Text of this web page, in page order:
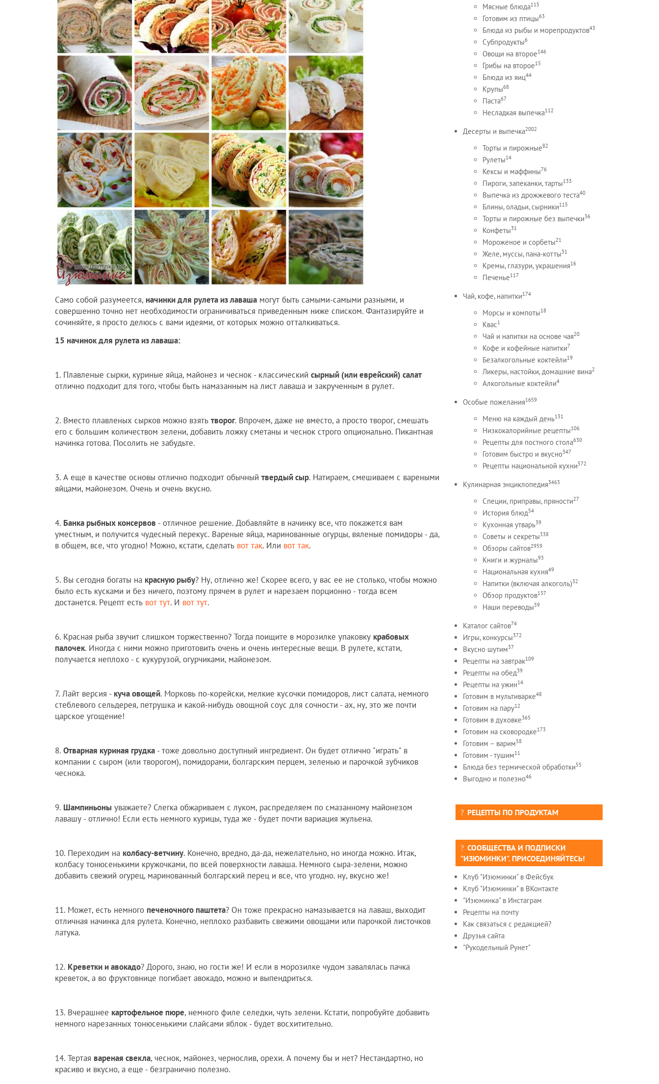
Само собой разумеется, начинки для рулета из лаваша могут быть самыми-самыми разными, и
совершенно точно нет необходимости ограничиваться приведенным ниже списком. Фантазируйте и
сочиняйте, я просто делюсь с вами идеями, от которых можно отталкиваться.
15 начинок для рулета из лаваша:
1. Плавленые сырки, куриные яйца, майонез и чеснок - классический сырный (или еврейский) салат
отлично подходит для того, чтобы быть намазанным на лист лаваша и закрученным в рулет.
2. Вместо плавленых сырков можно взять творог. Впрочем, даже не вместо, а просто творог, смешать
его с большим количеством зелени, добавить ложку сметаны и чеснок строго опционально. Пикантная
начинка готова. Посолить не забудьте.
3. А еще в качестве основы отлично подходит обычный твердый сыр. Натираем, смешиваем с вареными
яйцами, майонезом. Очень и очень вкусно.
4. Банка рыбных консервов - отличное решение. Добавляйте в начинку все, что покажется вам
уместным, и получится чудесный перекус. Вареные яйца, маринованные огурцы, вяленые помидоры - да,
в общем, все, что угодно! Можно, кстати, сделать вот так. Или вот так.
5. Вы сегодня богаты на красную рыбу? Ну, отлично же! Скорее всего, у вас ее не столько, чтобы можно
было есть кусками и без ничего, поэтому прячем в рулет и нарезаем порционно - тогда всем
достанется. Рецепт есть вот тут. И вот тут.
6. Красная рыба звучит слишком торжественно? Тогда поищите в морозилке упаковку крабовых
палочек. Иногда с ними можно приготовить очень и очень интересные вещи. В рулете, кстати,
получается неплохо - с кукурузой, огурчиками, майонезом.
7. Лайт версия - куча овощей. Морковь по-корейски, мелкие кусочки помидоров, лист салата, немного
стеблевого сельдерея, петрушка и какой-нибудь овощной соус для сочности - ах, ну, это же почти
царское угощение!
8. Отварная куриная грудка - тоже довольно доступный ингредиент. Он будет отлично "играть" в
компании с сыром (или творогом), помидорами, болгарским перцем, зеленью и парочкой зубчиков
чеснока.
9. Шампиньоны уважаете? Слегка обжариваем с луком, распределяем по смазанному майонезом
лавашу - отлично! Если есть немного курицы, туда же - будет почти вариация жульена.
10. Переходим на колбасу-ветчину. Конечно, вредно, да-да, нежелательно, но иногда можно. Итак,
колбасу тонюсенькими кружочками, по всей поверхности лаваша. Немного сыра-зелени, можно
добавить свежий огурец, маринованный болгарский перец и все, что угодно. ну, вкусно же!
11. Может, есть немного печеночного паштета? Он тоже прекрасно намазывается на лаваш, выходит
отличная начинка для рулета. Конечно, неплохо разбавить свежими овощами или парочкой листочков
латука.
12. Креветки и авокадо? Дорого, знаю, но гости же! И если в морозилке чудом завалялась пачка
креветок, а во фруктовнице погибает авокадо, можно и выпендриться.
13. Вчерашнее картофельное пюре, немного филе селедки, чуть зелени. Кстати, попробуйте добавить
немного нарезанных тонюсенькими слайсами яблок - будет восхитительно.
14. Тертая вареная свекла, чеснок, майонез, чернослив, орехи. А почему бы и нет? Нестандартно, но
красиво и вкусно, а еще - безгранично полезно.
Мясные блюда115
Готовим из птицы63
Блюда из рыбы и морепродуктов43
Субпродукты6
Овощи на второе146
Грибы на второе15
Блюда из яиц44
Крупы68
Паста67
Несладкая выпечка112
Десерты и выпечка2002
Торты и пирожные82
Рулеты14
Кексы и маффины76
Пироги, запеканки, тарты133
Выпечка из дрожжевого теста40
Блины, оладьи, сырники115
Торты и пирожные без выпечки36
Конфеты31
Мороженое и сорбеты21
Желе, муссы, пана-котты31
Кремы, глазури, украшения16
Печенье117
Чай, кофе, напитки174
Морсы и компоты18
Квас1
Чай и напитки на основе чая20
Кофе и кофейные напитки7
Безалкогольные коктейли19
Ликеры, настойки, домашние вина2
Алкогольные коктейли4
Особые пожелания1659
Меню на каждый день131
Низкокалорийные рецепты106
Рецепты для постного стола630
Готовим быстро и вкусно347
Рецепты национальной кухни572
Кулинарная энциклопедия3463
Специи, приправы, пряности27
История блюд54
Кухонная утварь39
Советы и секреты338
Обзоры сайтов2959
Книги и журналы93
Национальная кухня49
Напитки (включая алкоголь)32
Обзор продуктов137
Наши переводы59
Каталог сайтов74
Игры, конкурсы372
Вкусно шутим37
Рецепты на завтрак109
Рецепты на обед39
Рецепты на ужин14
Готовим в мультиварке48
Готовим на пару12
Готовим в духовке365
Готовим на сковородке173
Готовим – варим58
Готовим - тушим11
Блюда без термической обработки55
Выгодно и полезно46
РЕЦЕПТЫ ПО ПРОДУКТАМ
СООБЩЕСТВА И ПОДПИСКИ
"ИЗЮМИНКИ". ПРИСОЕДИНЯЙТЕСЬ!
Клуб "Изюминки" в Фейсбук
Клуб "Изюминки" в ВКонтакте
"Изюминка" в Инстаграм
Рецепты на почту
Как связаться с редакцией?
Друзья сайта
"Рукодельный Рунет"